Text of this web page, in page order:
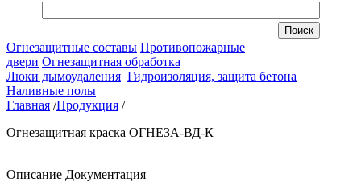
Огнезащитные составы Противопожарные
двери Огнезащитная обработка
Люки дымоудаления Гидроизоляция, защита бетона
Наливные полы
Главная /Продукция /
Огнезащитная краска ОГНЕЗА-ВД-К
Описание Документация